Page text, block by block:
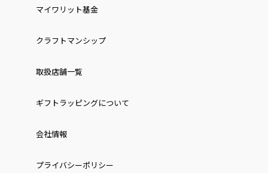
マイワリット基金
クラフトマンシップ
取扱店舗一覧
ギフトラッピングについて
会社情報
プライバシーポリシー